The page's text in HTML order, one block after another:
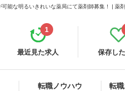
な明るいきれいな薬局にて薬剤師募集！ | 薬
最近見た求人
1
保存し
転職ノウハウ 転